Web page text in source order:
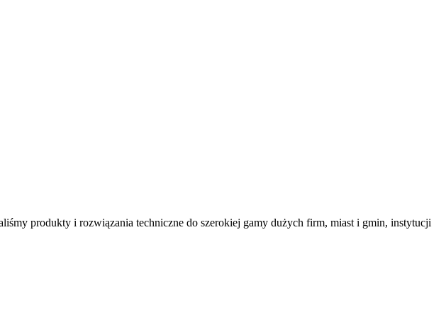
produkty i rozwiązania techniczne do szerokiej gamy dużych firm, miast i gmin, instytucji